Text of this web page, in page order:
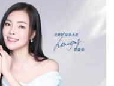
長的皮下萎縮。 啟動 5
型膠原蛋白以及最關鍵的彈
變清晰，讓細紋從底層淡化。
是靠「熱能」刺激新生，而
於皮膚薄、怕痛或不適合高
擇。四、 蔡醫師的精準美
門藝術。我們採用國際標準
，這五個點是避開重要血
骨高點： 位於顴骨最突出的
樣，為中臉提供向上向外的支
小事https://answer-
skin.com/▼詢問變美大小
形外科診所
安瑟美膚整形外科診所
吳名倫醫師：Dr.Allen 整
drallenbody吳名倫醫師
瑟美膚整形外科診所地
話：（02）7709-9398